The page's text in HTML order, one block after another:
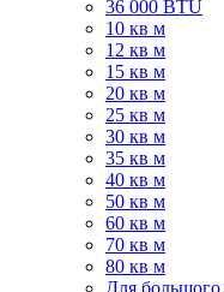
36 000 BTU
10 кв м
12 кв м
15 кв м
20 кв м
25 кв м
30 кв м
35 кв м
40 кв м
50 кв м
60 кв м
70 кв м
80 кв м
Для